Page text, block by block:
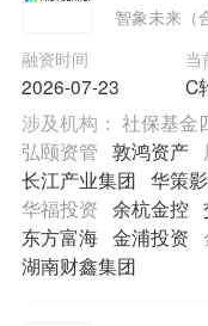
智象未来（
融资时间
2026-07-23
当
C
涉及机构： 社保基金
弘颐资管 敦鸿资产
长江产业集团 华策
华福投资 余杭金控
东方富海 金浦投资
湖南财鑫集团